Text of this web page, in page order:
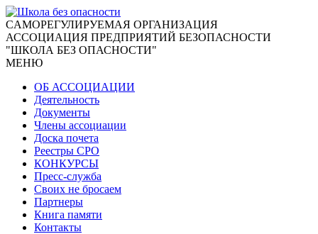
CАМОРЕГУЛИРУЕМАЯ ОРГАНИЗАЦИЯ
АССОЦИАЦИЯ ПРЕДПРИЯТИЙ БЕЗОПАСНОСТИ
"ШКОЛА БЕЗ ОПАСНОСТИ"
МЕНЮ
ОБ АССОЦИАЦИИ
Деятельность
Документы
Члены ассоциации
Доска почета
Реестры СРО
КОНКУРСЫ
Пресс-служба
Своих не бросаем
Партнеры
Книга памяти
Контакты